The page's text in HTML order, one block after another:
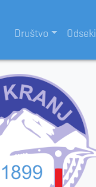
Društvo Odseki